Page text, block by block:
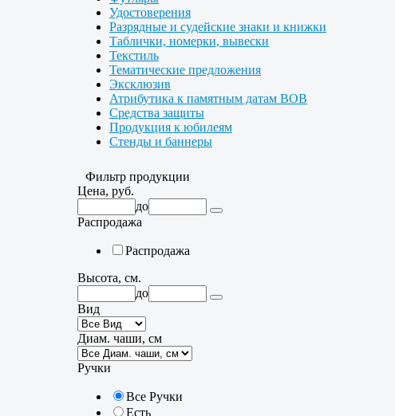
Удостоверения
Разрядные и судейские знаки и книжки
Таблички, номерки, вывески
Текстиль
Тематические предложения
Эксклюзив
Атрибутика к памятным датам ВОВ
Средства защиты
Продукция к юбилеям
Стенды и баннеры
Фильтр продукции
Цена, руб.
до
Распродажа
Распродажа
Высота, см.
до
Вид
Диам. чаши, см
Ручки
Все Ручки
Есть